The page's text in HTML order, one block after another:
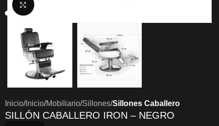
Clic para ampliar
Inicio Inicio Mobiliario Sillones Sillones Caballero
SILLÓN CABALLERO IRON – NEGRO